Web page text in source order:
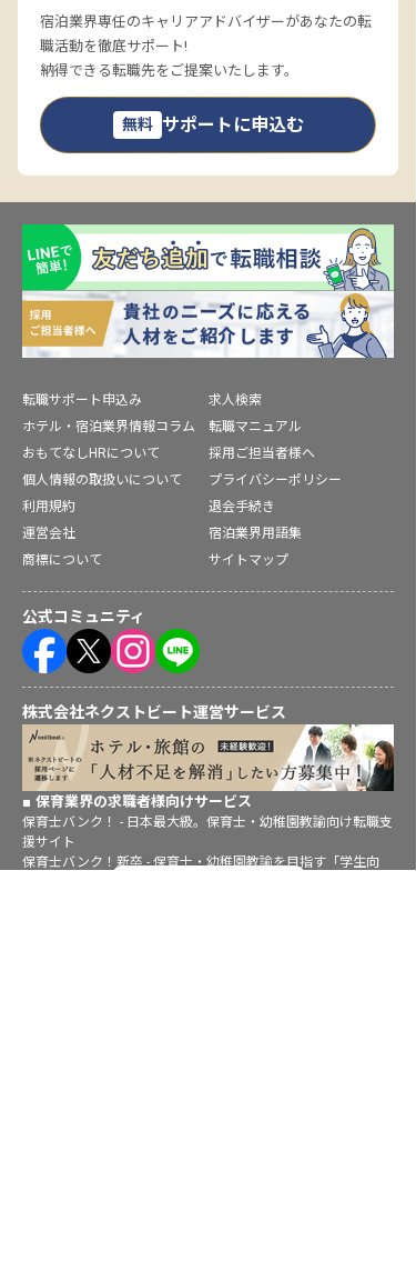
宿泊業界専任のキャリアアドバイザーがあなたの転
職活動を徹底サポート!
納得できる転職先をご提案いたします。
無料 サポートに申込む
転職サポート申込み
求人検索
ホテル・宿泊業界情報コラム
転職マニュアル
おもてなしHRについて
採用ご担当者様へ
個人情報の取扱いについて
プライバシーポリシー
利用規約
退会手続き
運営会社
宿泊業界用語集
商標について
サイトマップ
公式コミュニティ
株式会社ネクストビート運営サービス
保育業界の求職者様向けサービス
保育士バンク！ - 日本最大級。保育士・幼稚園教諭向け転職支
援サイト
保育士バンク！新卒 - 保育士・幼稚園教諭を目指す「学生向